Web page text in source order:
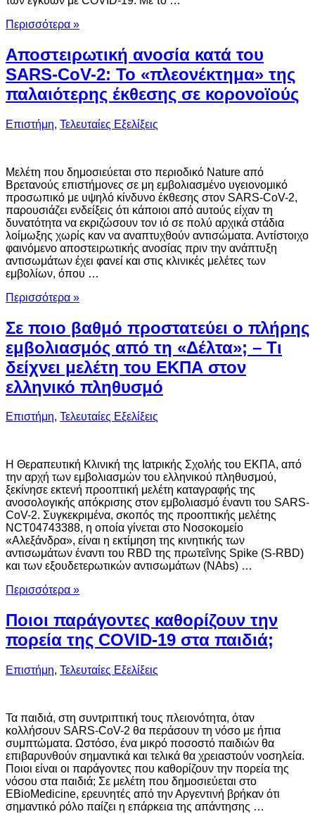
Περισσότερα »
Αποστειρωτική ανοσία κατά του
SARS-CoV-2: Το «πλεονέκτημα» της
παλαιότερης έκθεσης σε κορονοϊούς
Επιστήμη, Τελευταίες Εξελίξεις
Μελέτη που δημοσιεύεται στο περιοδικό Nature από
Βρετανούς επιστήμονες σε μη εμβολιασμένο υγειονομικό
προσωπικό με υψηλό κίνδυνο έκθεσης στον SARS-CoV-2,
παρουσιάζει ενδείξεις ότι κάποιοι από αυτούς είχαν τη
δυνατότητα να εκριζώσουν τον ιό σε πολύ αρχικά στάδια
λοίμωξης χωρίς καν να αναπτυχθούν αντισώματα. Αντίστοιχο
φαινόμενο αποστειρωτικής ανοσίας πριν την ανάπτυξη
αντισωμάτων έχει φανεί και στις κλινικές μελέτες των
εμβολίων, όπου …
Περισσότερα »
Σε ποιο βαθμό προστατεύει ο πλήρης
εμβολιασμός από τη «Δέλτα»; – Τι
δείχνει μελέτη του ΕΚΠΑ στον
ελληνικό πληθυσμό
Επιστήμη, Τελευταίες Εξελίξεις
Η Θεραπευτική Κλινική της Ιατρικής Σχολής του ΕΚΠΑ, από
την αρχή των εμβολιασμών του ελληνικού πληθυσμού,
ξεκίνησε εκτενή προοπτική μελέτη καταγραφής της
ανοσολογικής απόκρισης στον εμβολιασμό έναντι του SARS-
CoV-2. Συγκεκριμένα, σκοπός της προοπτικής μελέτης
NCT04743388, η οποία γίνεται στο Νοσοκομείο
«Αλεξάνδρα», είναι η εκτίμηση της κινητικής των
αντισωμάτων έναντι του RBD της πρωτεΐνης Spike (S-RBD)
και των εξουδετερωτικών αντισωμάτων (NAbs) …
Περισσότερα »
Ποιοι παράγοντες καθορίζουν την
πορεία της COVID-19 στα παιδιά;
Επιστήμη, Τελευταίες Εξελίξεις
Τα παιδιά, στη συντριπτική τους πλειονότητα, όταν
κολλήσουν SARS-CoV-2 θα περάσουν τη νόσο με ήπια
συμπτώματα. Ωστόσο, ένα μικρό ποσοστό παιδιών θα
επιβαρυνθούν σημαντικά και τελικά θα χρειαστούν νοσηλεία.
Ποιοι είναι οι παράγοντες που καθορίζουν την πορεία της
νόσου στα παιδιά; Σε μελέτη που δημοσιεύεται στο
EBioMedicine, ερευνητές από την Αργεντινή βρήκαν ότι
σημαντικό ρόλο παίζει η επάρκεια της απάντησης …